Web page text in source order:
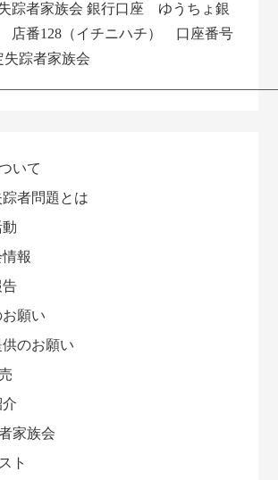
踪者家族会 銀行口座 ゆうちょ銀
番128（イチニハチ） 口座番号
踪者家族会
いて
者問題とは
報
告
願い
のお願い
家族会
ト